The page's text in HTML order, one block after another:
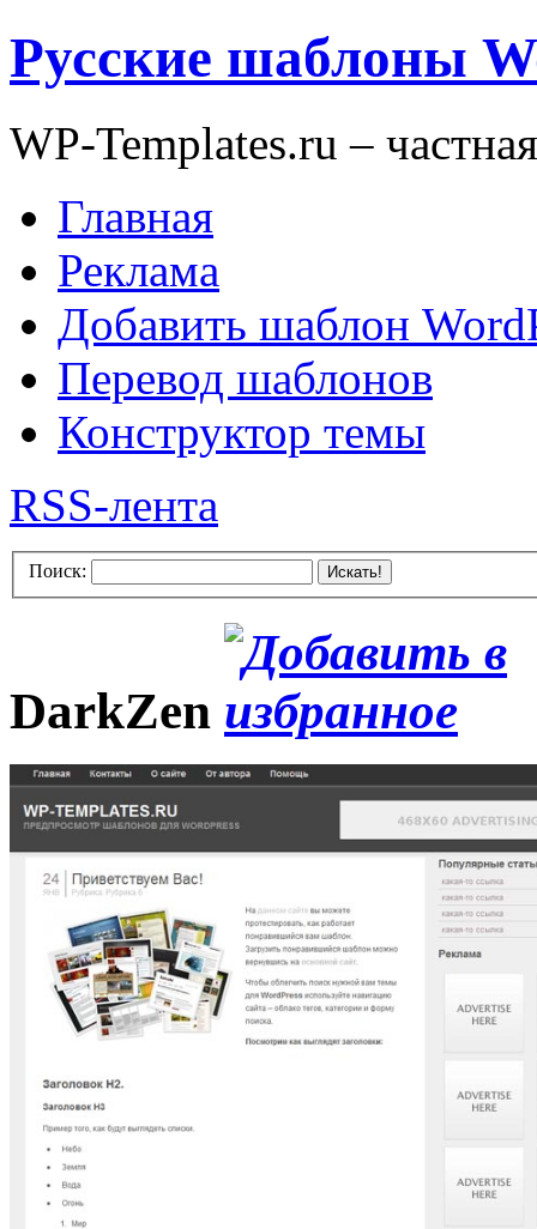
Русские шаблоны
WP-Templates.ru –
Главная
Реклама
Добавить шаблон
Перевод шаблонов
Конструктор темы
RSS-лента
Поиск: Искать!
DarkZen